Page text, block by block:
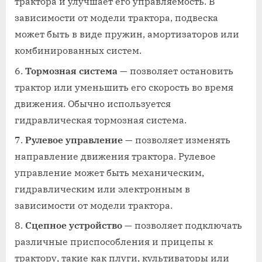
зависимости от модели трактора, подвеска
может быть в виде пружин, амортизаторов или
комбинированных систем.
Тормозная система — позволяет остановить
трактор или уменьшить его скорость во время
движения. Обычно используется
гидравлическая тормозная система.
Рулевое управление — позволяет изменять
направление движения трактора. Рулевое
управление может быть механическим,
гидравлическим или электронным в
зависимости от модели трактора.
Сцепное устройство — позволяет подключать
различные приспособления и прицепы к
трактору, такие как плуги, культиваторы или